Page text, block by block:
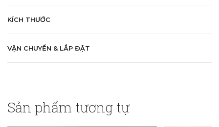
KÍCH THƯỚC
VẬN CHUYỂN & LẮP ĐẶT
Sản phẩm tương tự